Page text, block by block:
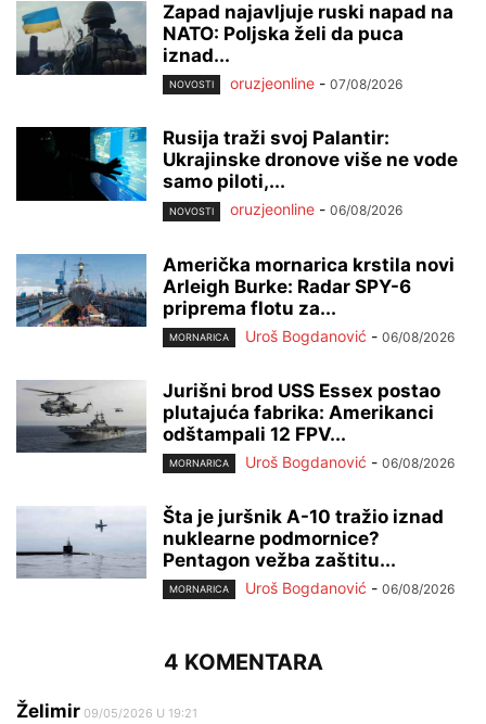
Zapad najavljuje ruski napad na
NATO: Poljska želi da puca
iznad...
NOVOSTI oruzjeonline - 07/08/2026
Rusija traži svoj Palantir:
Ukrajinske dronove više ne vode
samo piloti,...
NOVOSTI oruzjeonline - 06/08/2026
Američka mornarica krstila novi
Arleigh Burke: Radar SPY-6
priprema flotu za...
MORNARICA Uroš Bogdanović - 06/08/2026
Jurišni brod USS Essex postao
plutajuća fabrika: Amerikanci
odštampali 12 FPV...
MORNARICA Uroš Bogdanović - 06/08/2026
Šta je juršnik A-10 tražio iznad
nuklearne podmornice?
Pentagon vežba zaštitu...
MORNARICA Uroš Bogdanović - 06/08/2026
4 KOMENTARA
Želimir 09/05/2026 U 19:21